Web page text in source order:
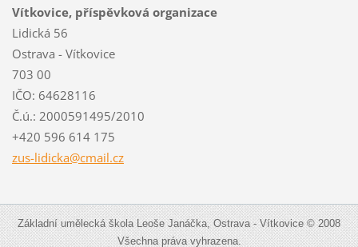
Vítkovice, příspěvková organizace
Lidická 56
Ostrava - Vítkovice
703 00
IČO: 64628116
Č.ú.: 2000591495/2010
+420 596 614 175
zus-lidicka@cmail.cz
Základní umělecká škola Leoše Janáčka, Ostrava - Vítkovice © 2008
Všechna práva vyhrazena.